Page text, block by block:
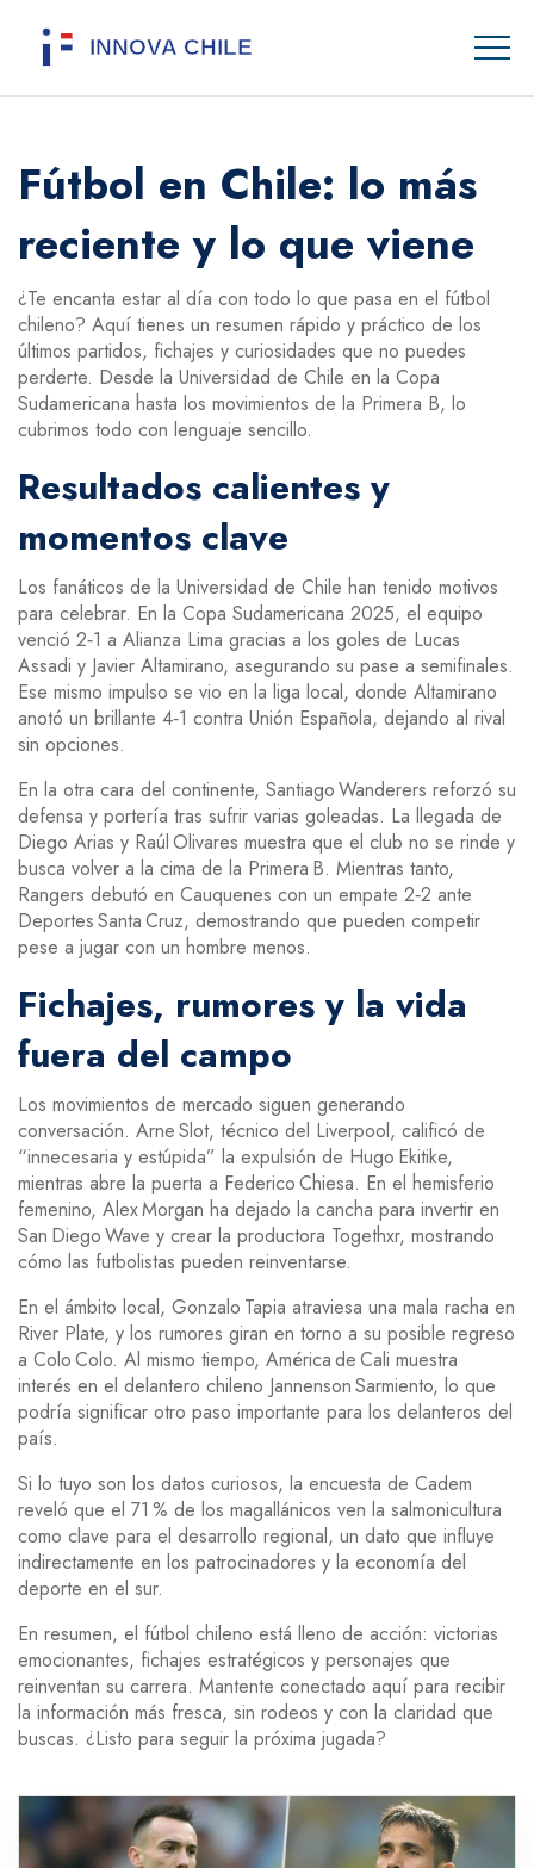
Fútbol en Chile: lo más
reciente y lo que viene
¿Te encanta estar al día con todo lo que pasa en el fútbol
chileno? Aquí tienes un resumen rápido y práctico de los
últimos partidos, fichajes y curiosidades que no puedes
perderte. Desde la Universidad de Chile en la Copa
Sudamericana hasta los movimientos de la Primera B, lo
cubrimos todo con lenguaje sencillo.
Resultados calientes y
momentos clave
Los fanáticos de la Universidad de Chile han tenido motivos
para celebrar. En la Copa Sudamericana 2025, el equipo
venció 2‑1 a Alianza Lima gracias a los goles de Lucas
Assadi y Javier Altamirano, asegurando su pase a semifinales.
Ese mismo impulso se vio en la liga local, donde Altamirano
anotó un brillante 4‑1 contra Unión Española, dejando al rival
sin opciones.
En la otra cara del continente, Santiago Wanderers reforzó su
defensa y portería tras sufrir varias goleadas. La llegada de
Diego Arias y Raúl Olivares muestra que el club no se rinde y
busca volver a la cima de la Primera B. Mientras tanto,
Rangers debutó en Cauquenes con un empate 2‑2 ante
Deportes Santa Cruz, demostrando que pueden competir
pese a jugar con un hombre menos.
Fichajes, rumores y la vida
fuera del campo
Los movimientos de mercado siguen generando
conversación. Arne Slot, técnico del Liverpool, calificó de
“innecesaria y estúpida” la expulsión de Hugo Ekitike,
mientras abre la puerta a Federico Chiesa. En el hemisferio
femenino, Alex Morgan ha dejado la cancha para invertir en
San Diego Wave y crear la productora Togethxr, mostrando
cómo las futbolistas pueden reinventarse.
En el ámbito local, Gonzalo Tapia atraviesa una mala racha en
River Plate, y los rumores giran en torno a su posible regreso
a Colo Colo. Al mismo tiempo, América de Cali muestra
interés en el delantero chileno Jannenson Sarmiento, lo que
podría significar otro paso importante para los delanteros del
país.
Si lo tuyo son los datos curiosos, la encuesta de Cadem
reveló que el 71 % de los magallánicos ven la salmonicultura
como clave para el desarrollo regional, un dato que influye
indirectamente en los patrocinadores y la economía del
deporte en el sur.
En resumen, el fútbol chileno está lleno de acción: victorias
emocionantes, fichajes estratégicos y personajes que
reinventan su carrera. Mantente conectado aquí para recibir
la información más fresca, sin rodeos y con la claridad que
buscas. ¿Listo para seguir la próxima jugada?